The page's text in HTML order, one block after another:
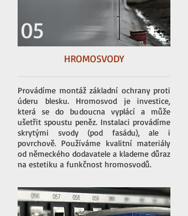
05
HROMOSVODY
Provádíme montáž základní ochrany proti
úderu blesku. Hromosvod je investice,
která se do budoucna vyplácí a může
ušetřit spoustu peněz. Instalaci provádíme
skrytými svody (pod fasádu), ale i
povrchově. Používáme kvalitní materiály
od německého dodavatele a klademe důraz
na estetiku a funkčnost hromosvodů.